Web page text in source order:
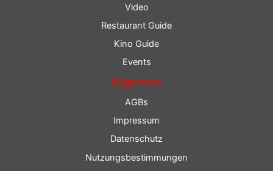
Video
Restaurant Guide
Kino Guide
Events
Allgemein
AGBs
Impressum
Datenschutz
Nutzungsbestimmungen